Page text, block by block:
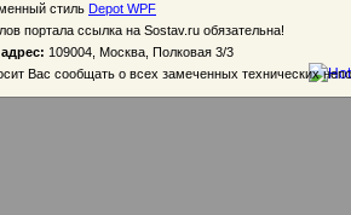
стиль Depot WPF
портала ссылка на Sostav.ru обязательна!
адрес: 109004, Москва, Полковая 3/3
Вас сообщать о всех замеченных технических